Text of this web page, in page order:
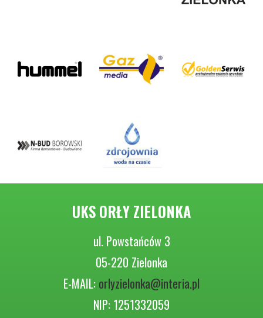
UKS ORŁY ZIELONKA
ul. Powstańców 3
05-220 Zielonka
E-MAIL: orlyzielonka@interia.pl
NIP: 1251332059